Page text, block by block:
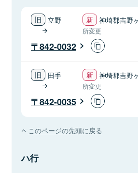
立野 神埼郡吉野
所変更
842-0032
田手 神埼郡吉野
所変更
842-0035
このページの先頭に戻る
ハ行